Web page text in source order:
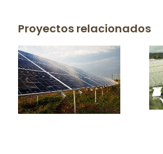
Proyectos relacionados